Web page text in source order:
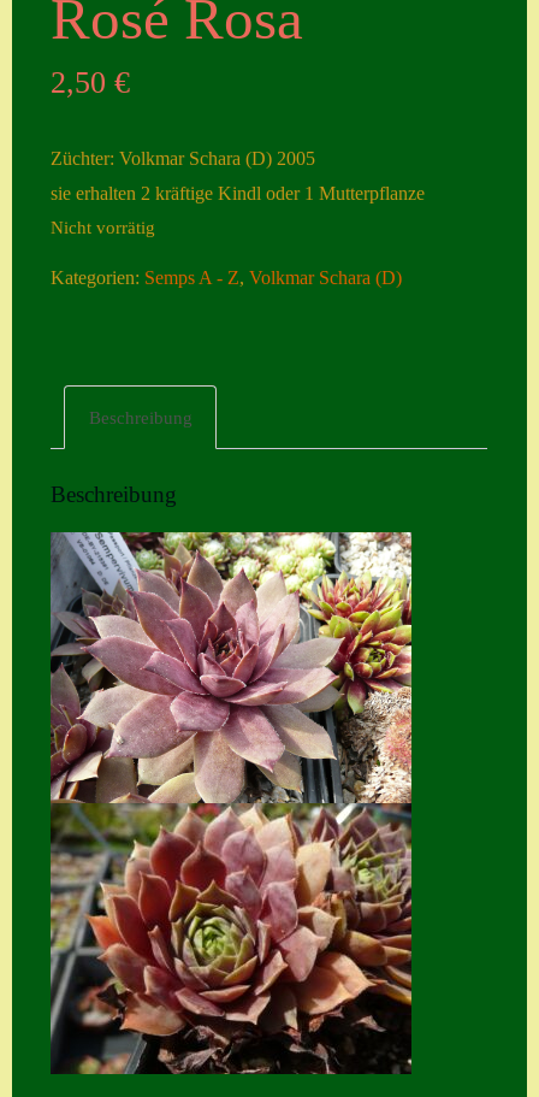
ngen
Neuheiten
mit Semps
Heuffelii’s
Home
Hostas
Impressum
Kasse
Kontakt
Mein Konto
Naturformen
S. x nixonii
Semps die ich
suche
Semps von A – Z
Shop
Rosé Rosa
2,50€
Züchter: Volkmar Schara (D) 2005
sie erhalten 2 kräftige Kindl oder 1 Mutterpflanze
Nicht vorrätig
Kategorien: Semps A - Z,Volkmar Schara (D)
Beschreibung
Beschreibung